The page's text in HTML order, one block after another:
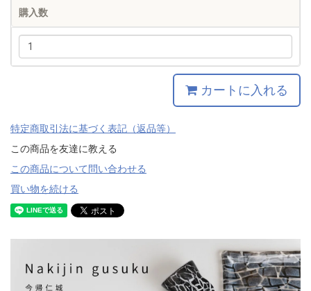
購入数
カートに入れる
特定商取引法に基づく表記（返品等）
この商品を友達に教える
この商品について問い合わせる
買い物を続ける